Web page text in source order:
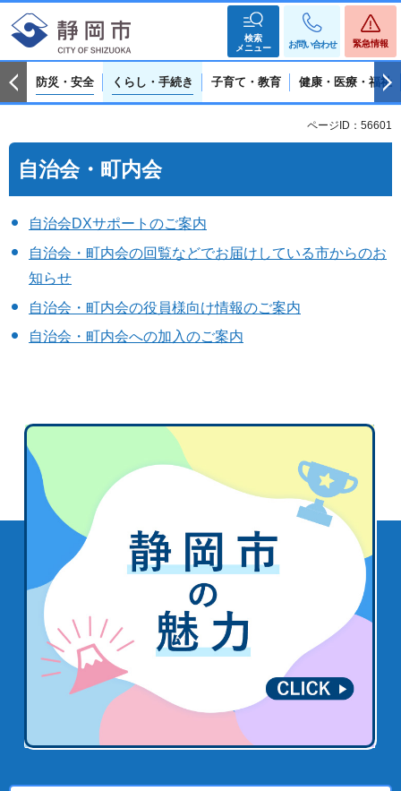
検索
メニュー
お問い合わせ 緊急情報
防災・安全 くらし・手続き 子育て・教育 健康・医療・福祉
ページID：56601
自治会・町内会
自治会DXサポートのご案内
自治会・町内会の回覧などでお届けしている市からのお
知らせ
自治会・町内会の役員様向け情報のご案内
自治会・町内会への加入のご案内